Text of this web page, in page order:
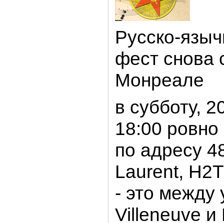
Русско-
фест снова
Монреале
в субботу,
18:00 ровно
по адресу
Laurent,
- это между
Villeneuve и